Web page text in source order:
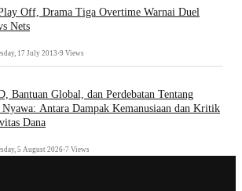
Off, Drama Tiga Overtime Warnai Duel
Nets
17 July 2013•9 Views
Bantuan Global, dan Perdebatan Tentang
Nyawa: Antara Dampak Kemanusiaan dan Kritik
Dana
5 August 2026•7 Views